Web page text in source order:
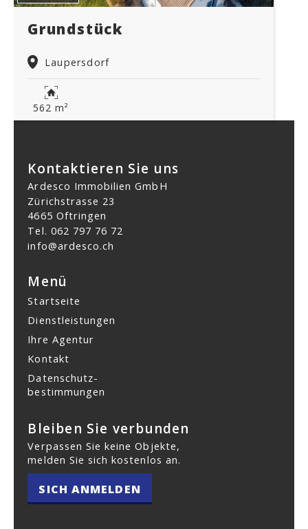
Grundstück
Laupersdorf
562 m²
Kontaktieren Sie uns
Ardesco Immobilien GmbH
Zürichstrasse 23
4665 Oftringen
Tel. 062 797 76 72
info@ardesco.ch
Menü
Startseite
Dienstleistungen
Ihre Agentur
Kontakt
Datenschutz­
bestimmungen
Bleiben Sie verbunden
Verpassen Sie keine Objekte,
melden Sie sich kostenlos an.
SICH ANMELDEN